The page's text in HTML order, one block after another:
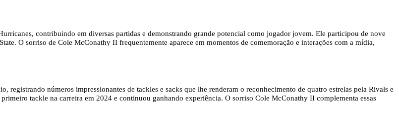
contribuindo em diversas partidas e demonstrando grande potencial como jogador jovem. Ele participou de nove
O sorriso de Cole McConathy II frequentemente aparece em momentos de comemoração e interações com a mídia,
registrando números impressionantes de tackles e sacks que lhe renderam o reconhecimento de quatro estrelas pela Rivals e
tackle na carreira em 2024 e continuou ganhando experiência. O sorriso Cole McConathy II complementa essas